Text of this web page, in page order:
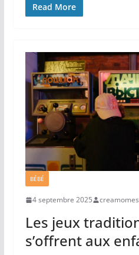
Read More
BÉBÉ
4 septembre 2025 creamomes
Les jeux
s’offrent aux